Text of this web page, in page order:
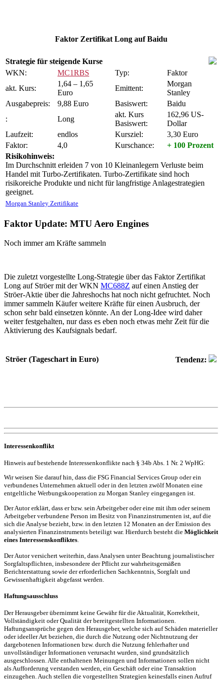
Faktor Zertifikat Long auf Baidu
Strategie für steigende Kurse
WKN:
MC1RBS Typ:
Faktor
akt. Kurs:
1,64 – 1,65
Euro
Emittent:
Morgan
Stanley
Ausgabepreis:
9,88 Euro Basiswert:
Baidu
:
Long
akt. Kurs
Basiswert:
162,96 US-
Dollar
Laufzeit:
endlos Kursziel:
3,30 Euro
Faktor:
4,0 Kurschance:
+ 100 Prozent
Risikohinweis:
Im Durchschnitt erleiden 7 von 10 Kleinanlegern Verluste beim
Handel mit Turbo-Zertifikaten. Turbo-Zertifikate sind hoch
risikoreiche Produkte und nicht für langfristige Anlagestrategien
geeignet.
Morgan Stanley Zertifikate
Faktor Update: MTU Aero Engines
Noch immer am Kräfte sammeln
Die zuletzt vorgestellte Long-Strategie über das Faktor Zertifikat
Long auf Ströer mit der WKN MC688Z auf einen Anstieg der
Ströer-Aktie über die Jahreshochs hat noch nicht gefruchtet. Noch
immer sammeln Käufer weitere Kräfte für einen Ausbruch, der
schon sehr bald einsetzen könnte. An der Long-Idee wird daher
weiter festgehalten, nur dass es eben noch etwas mehr Zeit für die
Aktivierung des Kaufsignals bedarf.
Ströer (Tageschart in Euro) Tendenz:
Interessenkonflikt
Hinweis auf bestehende Interessenkonflikte nach § 34b Abs. 1 Nr. 2 WpHG:
Wir weisen Sie darauf hin, dass die FSG Financial Services Group oder ein
verbundenes Unternehmen aktuell oder in den letzten zwölf Monaten eine
entgeltliche Werbungskooperation zu Morgan Stanley eingegangen ist.
Der Autor erklärt, dass er bzw. sein Arbeitgeber oder eine mit ihm oder seinem
Arbeitgeber verbundene Person im Besitz von Finanzinstrumenten ist, auf die
sich die Analyse bezieht, bzw. in den letzten 12 Monaten an der Emission des
analysierten Finanzinstruments beteiligt war. Hierdurch besteht die Möglichkeit
eines Interessenskonfliktes
Der Autor versichert weiterhin, dass Analysen unter Beachtung journalistischer
Sorgfaltspflichten, insbesondere der Pflicht zur wahrheitsgemäßen
Berichterstattung sowie der erforderlichen Sachkenntnis, Sorgfalt und
Gewissenhaftigkeit abgefasst werden.
Haftungsausschluss
Der Herausgeber übernimmt keine Gewähr für die Aktualität, Korrektheit,
Vollständigkeit oder Qualität der bereitgestellten Informationen.
Haftungsansprüche gegen den Herausgeber, welche sich auf Schäden materieller
oder ideeller Art beziehen, die durch die Nutzung oder Nichtnutzung der
dargebotenen Informationen bzw. durch die Nutzung fehlerhafter und
unvollständiger Informationen verursacht wurden, sind grundsätzlich
ausgeschlossen. Alle enthaltenen Meinungen und Informationen sollen nicht
als Aufforderung verstanden werden, ein Geschäft oder eine Transaktion
einzugehen. Auch stellen die vorgestellten Strategien keinesfalls einen Aufruf